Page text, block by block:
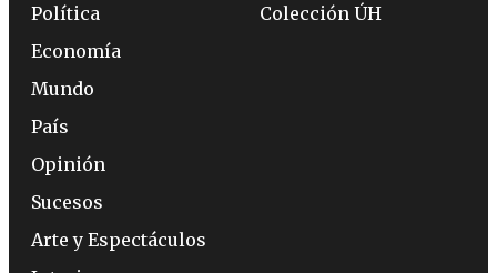
Política
Economía
Mundo
País
Opinión
Sucesos
Arte y Espectáculos
Colección ÚH